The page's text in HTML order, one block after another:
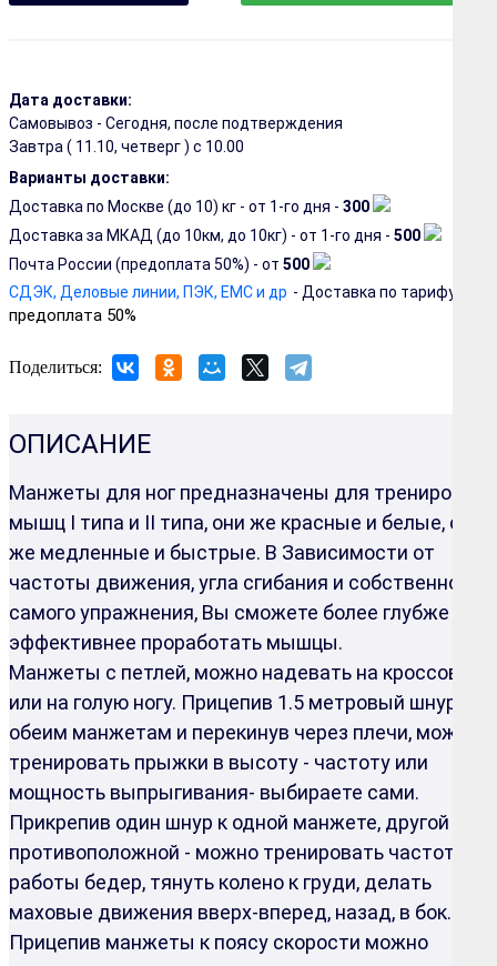
Дата доставки:
Самовывоз - Сегодня, после подтверждения
Завтра ( 11.10, четверг) с 10.00
Варианты доставки:
Доставка по Москве (до 10) кг - от 1-го дня - 300
Доставка за МКАД (до 10км, до 10кг) - от 1-го дня - 500
Почта России (предоплата 50%) - от 500
СДЭК, Деловые линии, ПЭК, EMC и др
предоплата 50%
- Доставка по тарифу ТК
Поделиться:
ОПИСАНИЕ
Манжеты для ног предназначены для тренировки
мышц I типа и II типа, они же красные и белые, они
же медленные и быстрые. В Зависимости от
частоты движения, угла сгибания и собственно
самого упражнения, Вы сможете более глубже и
эффективнее проработать мышцы.
Манжеты с петлей, можно надевать на кроссовки
или на голую ногу. Прицепив 1.5 метровый шнур к
обеим манжетам и перекинув через плечи, можно
тренировать прыжки в высоту - частоту или
мощность выпрыгивания- выбираете сами.
Прикрепив один шнур к одной манжете, другой к
противоположной - можно тренировать частоту
работы бедер, тянуть колено к груди, делать
маховые движения вверх-вперед, назад, в бок.
Прицепив манжеты к поясу скорости можно